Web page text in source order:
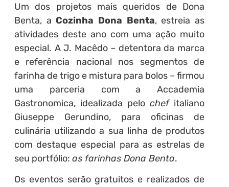
Um dos projetos mais queridos de Dona
Benta, aCozinha Dona Benta, estreia as
atividades deste ano com uma ação muito
especial. A J. Macêdo – detentora da marca
e referência nacional nos segmentos de
farinha de trigo e mistura para bolos – firmou
uma parceria com a Accademia
Gastronomica, idealizada pelochefitaliano
Giuseppe Gerundino, para oficinas de
culinária utilizando a sua linha de produtos
com destaque especial para as estrelas de
seu portfólio: as farinhas Dona Benta.
Os eventos serão gratuitos e realizados de